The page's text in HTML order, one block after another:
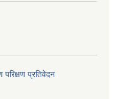
प्रतिवेदन